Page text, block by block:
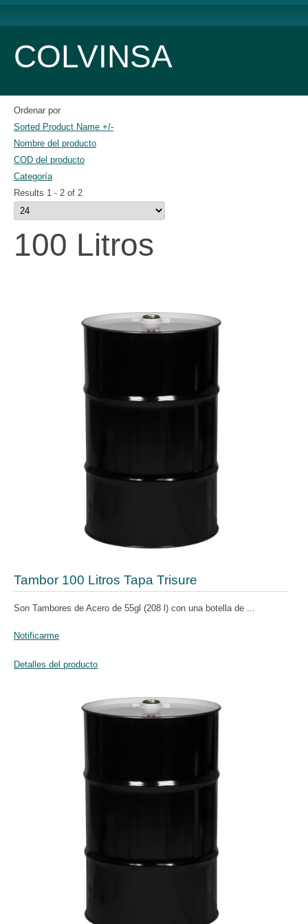
COLVINSA
Ordenar por
Sorted Product Name +/-
Nombre del producto
COD del producto
Categoría
Results 1 - 2 of 2
100 Litros
Tambor 100 Litros Tapa Trisure
Son Tambores de Acero de 55gl (208 l) con una botella de ...
Notificarme
Detalles del producto